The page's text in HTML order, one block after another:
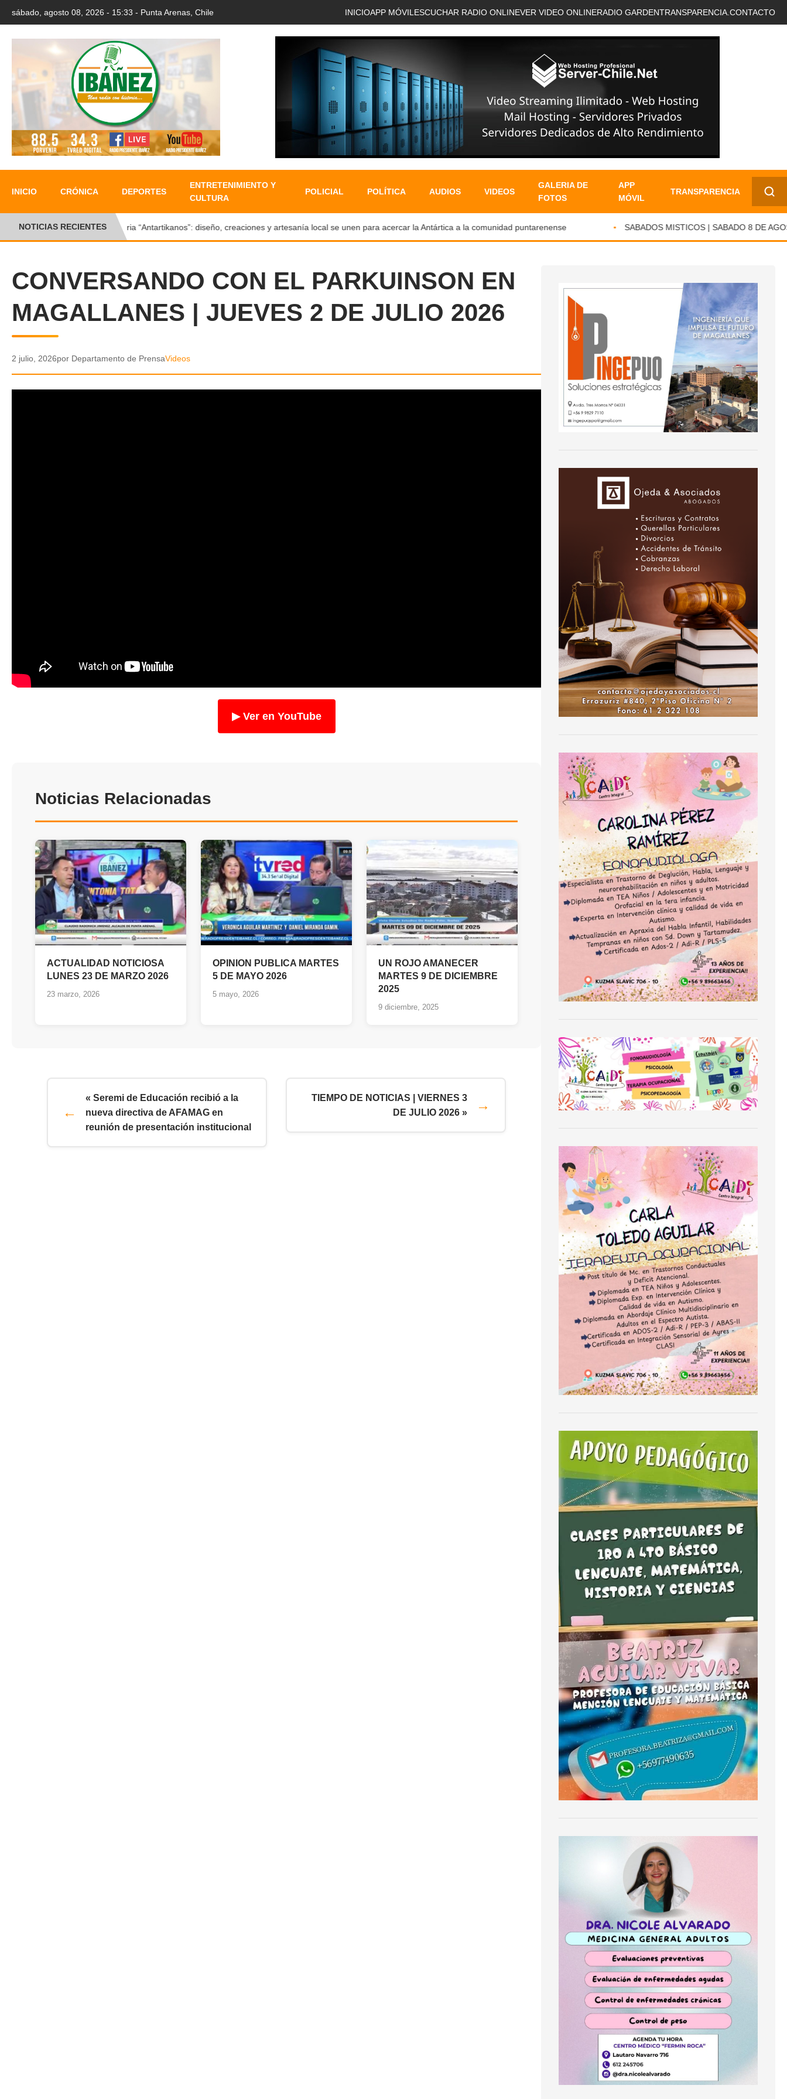
sábado, agosto 08, 2026 - 15:33 - Punta Arenas, Chile INICIOAPP MÓVIL ESCUCHAR RADIO ONLINEVER VIDEO ONLINERADIO GARDENTRANSPARENCIA. CONTACTO
INICIO CRÓNICA DEPORTES
ENTRETENIMIENTO Y
CULTURA
POLICIAL POLÍTICA AUDIOS VIDEOS
GALERIA DE
FOTOS
APP
MÓVIL
TRANSPARENCIA
✕
NOTICIAS RECIENTESFeria “Antartikanos”: diseño, creaciones y artesanía local se unen para acercar la Antártica a la comunidad puntarenense SABADOS MISTICOS | SABADO 8 DE
CONVERSANDO CON EL PARKUINSON EN
MAGALLANES | JUEVES 2 DE JULIO 2026
2 julio, 2026por Departamento de PrensaVideos
▶ Ver en YouTube
Noticias Relacionadas
ACTUALIDAD NOTICIOSA
LUNES 23 DE MARZO 2026
23 marzo, 2026
OPINION PUBLICA MARTES
5 DE MAYO 2026
5 mayo, 2026
UN ROJO AMANECER
MARTES 9 DE DICIEMBRE
2025
9 diciembre, 2025
« Seremi de Educación recibió a la
nueva directiva de AFAMAG en
reunión de presentación institucional
TIEMPO DE NOTICIAS | VIERNES 3
DE JULIO 2026 »